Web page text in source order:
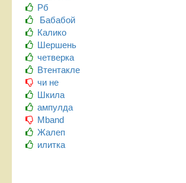
Рб
Бабабой
Калико
Шершень
четверка
Втентакле
чи не
Шкила
ампулда
Mband
Жалеп
илитка